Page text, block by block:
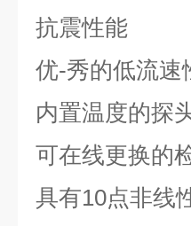
抗震性能
优-秀的低流速
内置温度的探
可在线更换的
具有10点非线